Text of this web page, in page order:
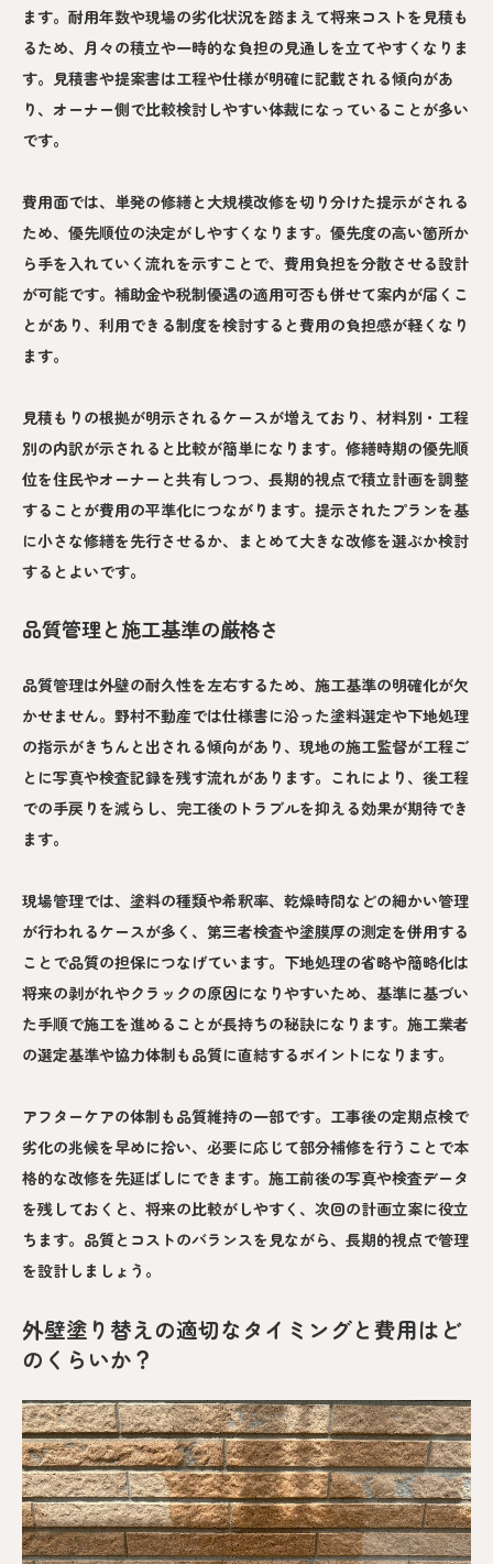
ます。耐用年数や現場の劣化状況を踏まえて将来コストを見積も
るため、月々の積立や一時的な負担の見通しを立てやすくなりま
す。見積書や提案書は工程や仕様が明確に記載される傾向があ
り、オーナー側で比較検討しやすい体裁になっていることが多い
です。
費用面では、単発の修繕と大規模改修を切り分けた提示がされる
ため、優先順位の決定がしやすくなります。優先度の高い箇所か
ら手を入れていく流れを示すことで、費用負担を分散させる設計
が可能です。補助金や税制優遇の適用可否も併せて案内が届くこ
とがあり、利用できる制度を検討すると費用の負担感が軽くなり
ます。
見積もりの根拠が明示されるケースが増えており、材料別・工程
別の内訳が示されると比較が簡単になります。修繕時期の優先順
位を住民やオーナーと共有しつつ、長期的視点で積立計画を調整
することが費用の平準化につながります。提示されたプランを基
に小さな修繕を先行させるか、まとめて大きな改修を選ぶか検討
するとよいです。
品質管理と施工基準の厳格さ
品質管理は外壁の耐久性を左右するため、施工基準の明確化が欠
かせません。野村不動産では仕様書に沿った塗料選定や下地処理
の指示がきちんと出される傾向があり、現地の施工監督が工程ご
とに写真や検査記録を残す流れがあります。これにより、後工程
での手戻りを減らし、完工後のトラブルを抑える効果が期待でき
ます。
現場管理では、塗料の種類や希釈率、乾燥時間などの細かい管理
が行われるケースが多く、第三者検査や塗膜厚の測定を併用する
ことで品質の担保につなげています。下地処理の省略や簡略化は
将来の剥がれやクラックの原因になりやすいため、基準に基づい
た手順で施工を進めることが長持ちの秘訣になります。施工業者
の選定基準や協力体制も品質に直結するポイントになります。
アフターケアの体制も品質維持の一部です。工事後の定期点検で
劣化の兆候を早めに拾い、必要に応じて部分補修を行うことで本
格的な改修を先延ばしにできます。施工前後の写真や検査データ
を残しておくと、将来の比較がしやすく、次回の計画立案に役立
ちます。品質とコストのバランスを見ながら、長期的視点で管理
を設計しましょう。
外壁塗り替えの適切なタイミングと費用はど
のくらいか？